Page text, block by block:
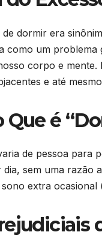
dormir era
como um problema
corpo e
e até
Que é
de pessoa para
sem uma razão
extra